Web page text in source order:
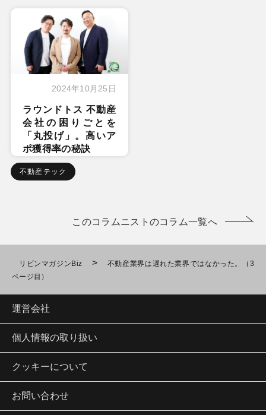
2024年10月25日
ラウンドトス 不動産
会社の困りごとを
「丸投げ」。高いア
ポ獲得率の秘訣
不動産テック
このコラムニストのコラム一覧へ
リビンマガジンBiz >
不動産業界は遅れた業界ではなかった。（3
ページ目）
運営会社
個人情報の取り扱い
クッキーについて
お問い合わせ